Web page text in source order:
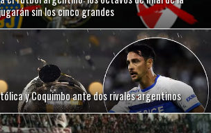
sin los cinco grandes
y Coquimbo ante dos rivales argentinos